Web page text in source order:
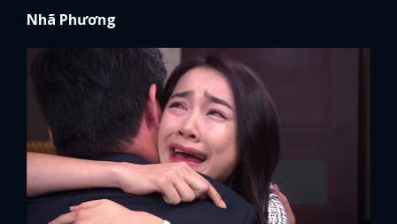
Nhã Phương